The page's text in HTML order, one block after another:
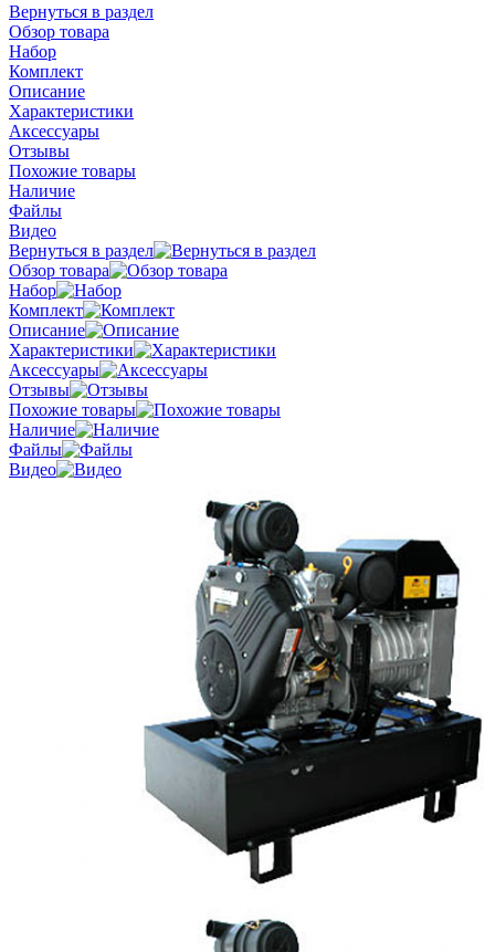
Вернуться в раздел
Обзор товара
Набор
Комплект
Описание
Характеристики
Аксессуары
Отзывы
Похожие товары
Наличие
Файлы
Видео
Вернуться в раздел
Обзор товара
Набор
Комплект
Описание
Характеристики
Аксессуары
Отзывы
Похожие товары
Наличие
Файлы
Видео